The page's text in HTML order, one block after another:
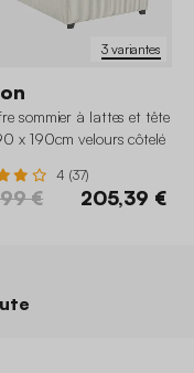
3 variantes
sommier à lattes et tête
x 190cm velours côtelé
4 (37)
€ 205,39 €